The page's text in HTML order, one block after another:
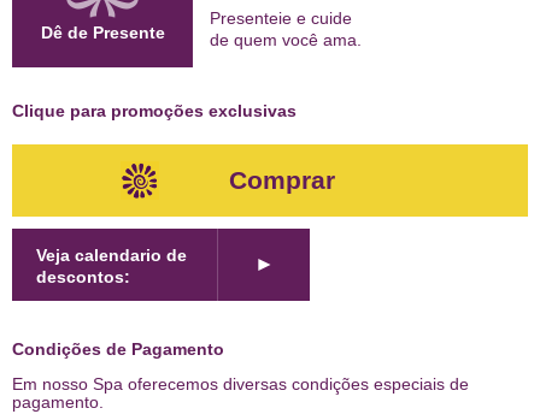
Dê de Presente
Presenteie e cuide
de quem você ama
Clique para promoções exclusivas
Comprar
Veja calendario de
descontos:
►
Condições de Pagamento
Em nosso Spa oferecemos diversas condições especiais de
pagamento.